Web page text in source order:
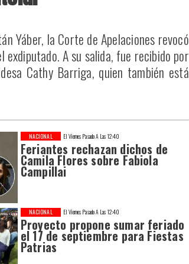
El Viernes Pasado A Las 12:40
Feriantes rechazan dichos de
Camila Flores sobre Fabiola
Campillai
NACIONAL
El Viernes Pasado A Las 12:40
Proyecto propone sumar feriado
el 17 de septiembre para Fiestas
Patrias
NACIONAL
Yáber, la Corte de Apelaciones revocó
exdiputado. A su salida, fue recibido por
Cathy Barriga, quien también está